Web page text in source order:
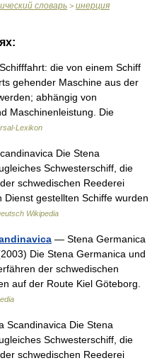
словарь > инерция
die von einem Schiff
gehender Maschine aus der
abhängig von
Maschinenleistung. Die
Lexikon
Die Stena
Schwesterschiff, die
schwedischen Reederei
gestellten Schiffe wurden
Wikipedia
— Stena Germanica
Die Stena Germanica und
der schwedischen
auf der Route Kiel Göteborg.
Scandinavica Die Stena
Schwesterschiff, die
schwedischen Reederei